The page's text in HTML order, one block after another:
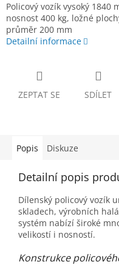
Policový vozík vysoký
nosnost 400 kg, ložné
průměr 200 mm
Detailní informace
ZEPTAT SE SDÍLET
Popis Diskuze
Detailní popis
Dílenský policový vozík
skladech, výrobních
systém nabízí široké
velikostí i nosností.
Konstrukce